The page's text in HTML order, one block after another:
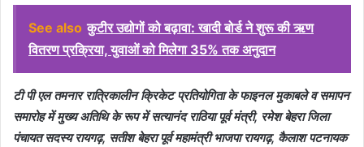
See also कुटीर उद्योगों को बढ़ावा: खादी बोर्ड ने शुरू की ऋण
वितरण प्रक्रिया, युवाओं को मिलेगा 35% तक अनुदान
टी पी एल तमनार रात्रिकालीन क्रिकेट प्रतियोगिता के फाइनल मुकाबले व समापन
समारोह में मुख्य अतिथि के रूप में सत्यानंद राठिया पूर्व मंत्री, रमेश बेहरा जिला
पंचायत सदस्य रायगढ़, सतीश बेहरा पूर्व महामंत्री भाजपा रायगढ़, कैलाश पटनायक